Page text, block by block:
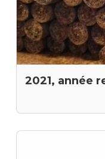
2021, année